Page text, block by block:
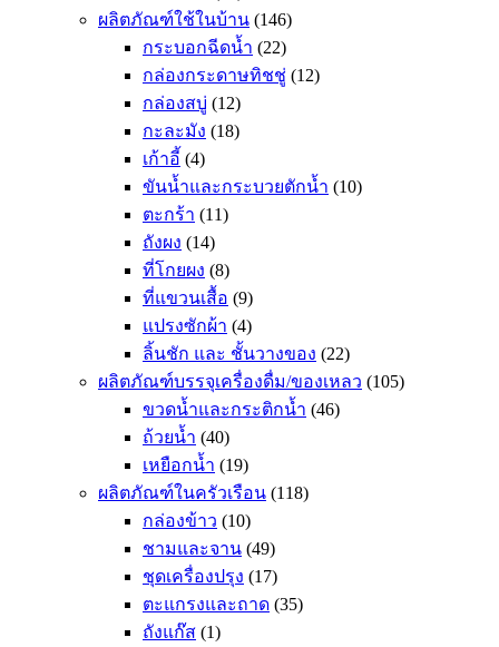
ผลิตภัณฑ์ใช้ในบ้าน (146)
กระบอกฉีดน้ำ (22)
กล่องกระดาษทิชชู่ (12)
กล่องสบู่ (12)
กะละมัง (18)
เก้าอี้ (4)
ขันน้ำและกระบวยตักน้ำ (10)
ตะกร้า (11)
ถังผง (14)
ที่โกยผง (8)
ที่แขวนเสื้อ (9)
แปรงซักผ้า (4)
ลิ้นชัก และ ชั้นวางของ (22)
ผลิตภัณฑ์บรรจุเครื่องดื่ม/ของเหลว (105)
ขวดน้ำและกระติกน้ำ (46)
ถ้วยน้ำ (40)
เหยือกน้ำ (19)
ผลิตภัณฑ์ในครัวเรือน (118)
กล่องข้าว (10)
ชามและจาน (49)
ชุดเครื่องปรุง (17)
ตะแกรงและถาด (35)
ถังแก๊ส (1)